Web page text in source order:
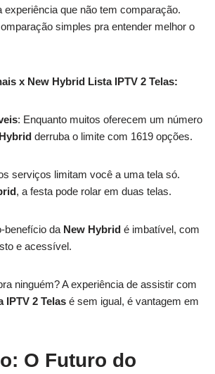
experiência que não tem comparação.
simples pra entender melhor o
x New Hybrid Lista IPTV 2 Telas:
: Enquanto muitos oferecem um número
derruba o limite com 1619 opções.
serviços limitam você a uma tela só.
, a festa pode rolar em duas telas.
benefício da New Hybrid é imbatível, com
e acessível.
ninguém? A experiência de assistir com
IPTV 2 Telas é sem igual, é vantagem em
O Futuro do